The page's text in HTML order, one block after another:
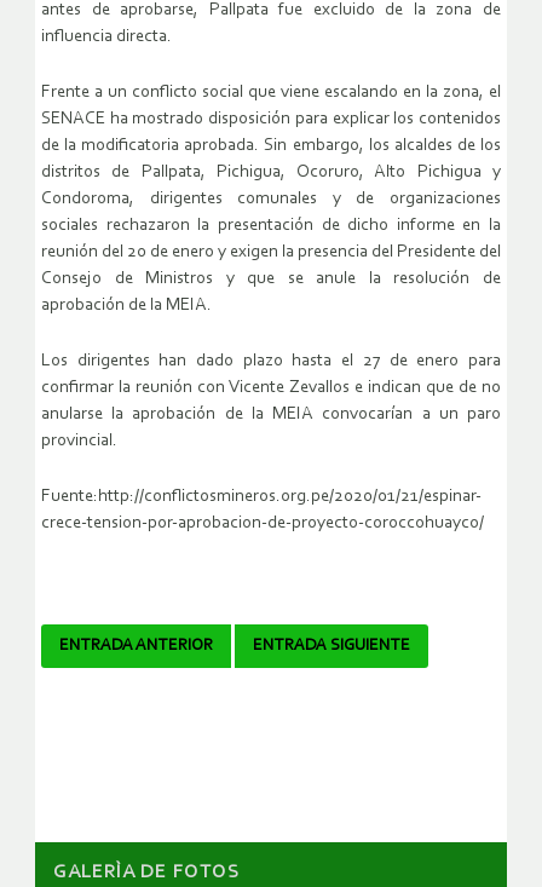
antes de aprobarse, Pallpata fue excluido de la zona de
influencia directa.
Frente a un conflicto social que viene escalando en la zona, el
SENACE ha mostrado disposición para explicar los contenidos
de la modificatoria aprobada. Sin embargo, los alcaldes de los
distritos de Pallpata, Pichigua, Ocoruro, Alto Pichigua y
Condoroma, dirigentes comunales y de organizaciones
sociales rechazaron la presentación de dicho informe en la
reunión del 20 de enero y exigen la presencia del Presidente del
Consejo de Ministros y que se anule la resolución de
aprobación de la MEIA.
Los dirigentes han dado plazo hasta el 27 de enero para
confirmar la reunión con Vicente Zevallos e indican que de no
anularse la aprobación de la MEIA convocarían a un paro
provincial.
Fuente:http://conflictosmineros.org.pe/2020/01/21/espinar-
crece-tension-por-aprobacion-de-proyecto-coroccohuayco/
Navegador
ENTRADA ANTERIOR ENTRADA SIGUIENTE
GALERÌA DE FOTOS